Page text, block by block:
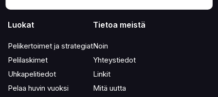
Luokat
Pelikertoimet ja strategiat
Pelilaskimet
Uhkapelitiedot
Pelaa huvin vuoksi
Tietoa meistä
Noin
Yhteystiedot
Linkit
Mitä uutta